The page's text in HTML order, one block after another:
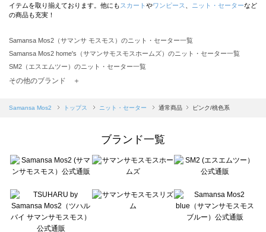
イテムを取り揃えております。他にも スカート やワンピース ニット・セーターなど
の商品も充実！
Samansa Mos2（サマンサ モスモス）のニット・セーター一覧
Samansa Mos2 home's（サマンサモスモスホームズ）のニット・セーター一覧
SM2（エスエムツー）のニット・セーター一覧
Samansa Mos2 blue（サマンサモスモス ブルー）のニット・セーター一覧
sō4ū（ソウフォーユー）のニット・セーター一覧
Te chichi（テチチ）のニット・セーター一覧
Te chichi CLASSIC（テチチ クラシック）のニット・セーター一覧
Lugnoncure（ルノンキュール）のニット・セーター一覧
BETTY'S BLUE（べティーズブルー）のニット・セーター一覧
Wpc.（ワールドパーティー）のニット・セーター一覧
その他のブランド ＋
Samansa Mos2 トップス ニット・セーター 通常商品 ピンク/桃色系
ブランド一覧